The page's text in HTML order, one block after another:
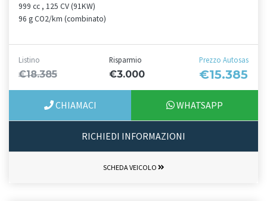
999 cc , 125 CV (91KW)
96 g CO2/km (combinato)
Listino
€18.385
Risparmio
€3.000
Prezzo Autosas
€15.385
CHIAMACI WHATSAPP
RICHIEDI INFORMAZIONI
SCHEDA VEICOLO